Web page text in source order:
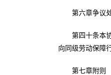
第六章争议
第四十条本
向同级劳动保障
第七章附则